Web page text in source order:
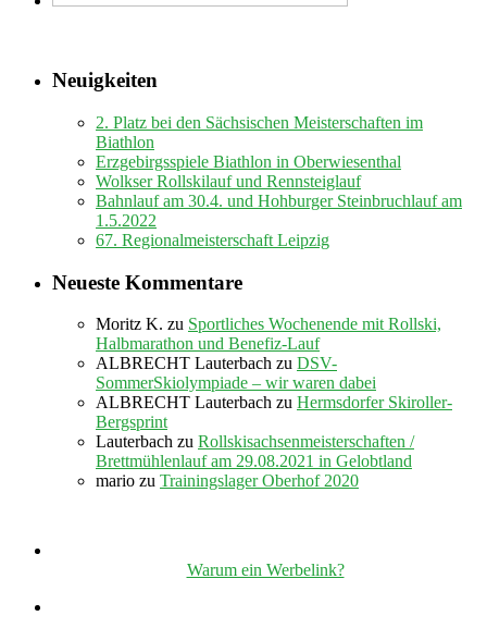
Neuigkeiten
2. Platz bei den Sächsischen Meisterschaften im
Biathlon
Erzgebirgsspiele Biathlon in Oberwiesenthal
Wolkser Rollskilauf und Rennsteiglauf
Bahnlauf am 30.4. und Hohburger Steinbruchlauf am
1.5.2022
67. Regionalmeisterschaft Leipzig
Neueste Kommentare
Moritz K. zu Sportliches Wochenende mit Rollski,
Halbmarathon und Benefiz-Lauf
ALBRECHT Lauterbach zu DSV-
SommerSkiolympiade – wir waren dabei
ALBRECHT Lauterbach zu Hermsdorfer Skiroller-
Bergsprint
Lauterbach zu Rollskisachsenmeisterschaften /
Brettmühlenlauf am 29.08.2021 in Gelobtland
mario zu Trainingslager Oberhof 2020
Warum ein Werbelink?